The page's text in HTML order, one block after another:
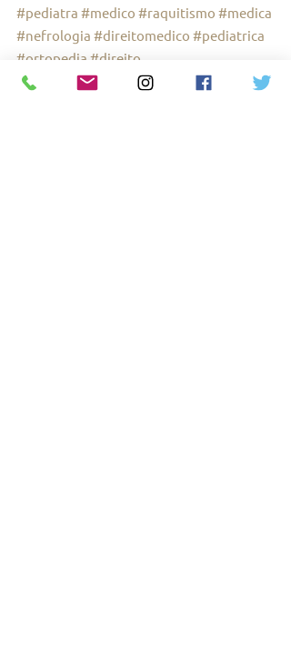
#pediatra #medico #raquitismo #medica
#nefrologia #direitomedico #pediatrica
#ortopedia #direito